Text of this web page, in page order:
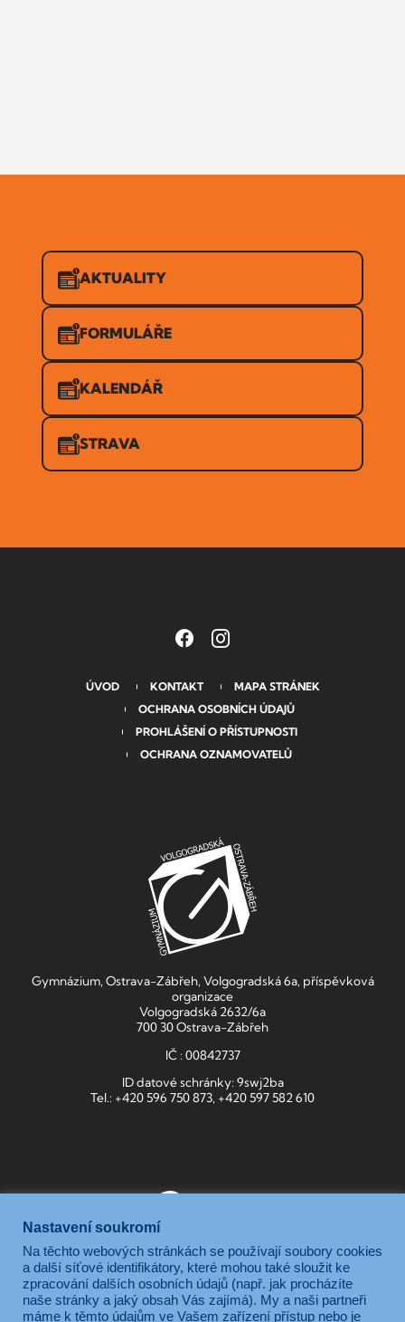
AKTUALITY
FORMULÁŘE
KALENDÁŘ
STRAVA
ÚVOD KONTAKT
MAPA STRÁNEK
OCHRANA OSOBNÍCH ÚDAJŮ
PROHLÁŠENÍ O PŘÍSTUPNOSTI
OCHRANA OZNAMOVATELŮ
Gymnázium, Ostrava-Zábřeh, Volgogradská 6a, příspěvková
organizace
Volgogradská 2632/6a
700 30 Ostrava-Zábřeh
IČ : 00842737
ID datové schránky: 9swj2ba
Tel.: +420 596 750 873, +420 597 582 610
Gymnázium, Ostrava-Zábřeh, Volgogradská 6a, je příspěvkovou
organizací zřizovanou Moravskoslezským krajem.
Nastavení soukromí
Na těchto webových stránkách se používají soubory cookies
a další síťové identifikátory, které mohou také sloužit ke
zpracování dalších osobních údajů (např. jak procházíte
naše stránky a jaký obsah Vás zajímá). My a naši partneři
máme k těmto údajům ve Vašem zařízení přístup nebo je